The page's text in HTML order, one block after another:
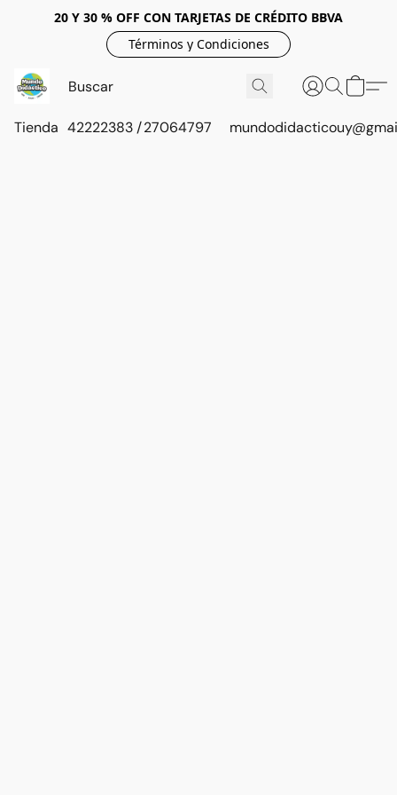
20 Y 30 % OFF CON TARJETAS DE CRÉDITO BBVA
Términos y Condiciones
Tienda 42222383 / 27064797